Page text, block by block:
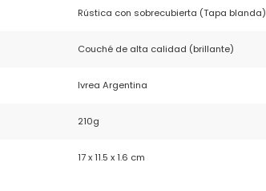
Rústica con sobrecubierta (Tapa blanda)
Couché de alta calidad (brillante)
Ivrea Argentina
210g
17 x 11.5 x 1.6 cm